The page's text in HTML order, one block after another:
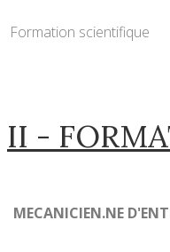
Formation scientifique
II -
MECANICIEN.NE